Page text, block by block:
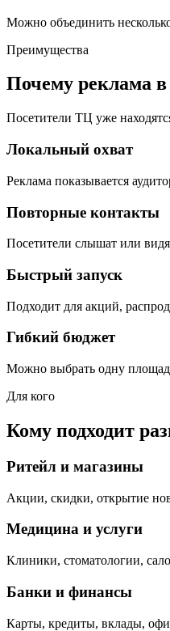
Можно объединить
Преимущества
Почему реклама в
Посетители ТЦ уже
Локальный охват
Реклама показывается
Повторные контакты
Посетители слышат или
Быстрый запуск
Подходит для акций,
Гибкий бюджет
Можно выбрать одну
Для кого
Кому подходит
Ритейл и магазины
Акции, скидки, открытие
Медицина и услуги
Клиники, стоматологии,
Банки и финансы
Карты, кредиты, вклады,